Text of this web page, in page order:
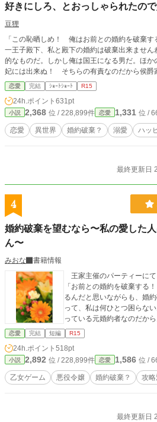
好きにしろ、とおっしゃられたので
豆狸
「この恥晒しめ！ 俺はお前との婚約を破棄
一王子殿下、私と殿下の婚約は破棄出来ませ
的なものだ。しかし俺は国王になる男だ。ほ
妃には出来ぬ！ そちらの有責なのだから侯爵
恋愛 完結 ｼｮｰﾄｼｮｰﾄ R15
24h.ポイント 631pt
小説 2,368 位 / 228,899件 恋愛 1,331 位 /
恋愛 異世界 婚約破棄？ 溺愛 ハッ
最終更新日
4
婚約破棄を望むなら〜私の愛した
ん〜
みおな
書籍情報
王家主催のパーティーにて
「お前との婚約を破棄する！！」 私はこの馬鹿何
るんだと思いながらも、婚
って、私は何ひとつ困らな
っている元婚約者なのだから
恋愛 完結 短編 R15
24h.ポイント 518pt
小説 2,892 位 / 228,899件 恋愛 1,586 位 /
乙女ゲーム 悪役令嬢 婚約破棄？ 攻略
最終更新日